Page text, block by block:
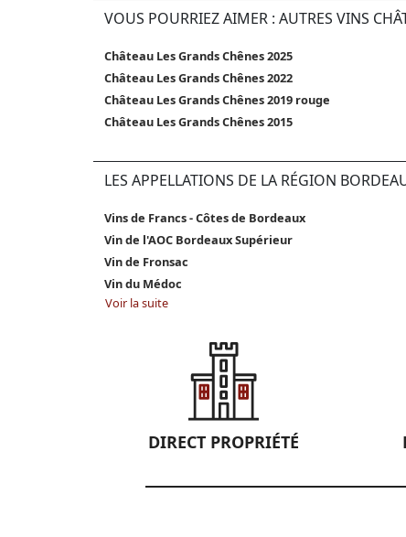
VOUS POURRIEZ AIMER : AUTRES VINS
Château Les Grands Chênes 2025
Château Les Grands Chênes 2022
Château Les Grands Chênes 2019 rouge
Château Les Grands Chênes 2015
LES APPELLATIONS DE LA RÉGION
Vins de Francs - Côtes de Bordeaux
Vin de l'AOC Bordeaux Supérieur
Vin de Fronsac
Vin du Médoc
Voir la suite
DIRECT PROPRIÉTÉ